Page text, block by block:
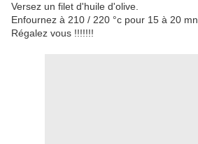
Versez un filet d'huile d'olive.
Enfournez à 210 / 220 °c pour 15 à 20 mn.
Régalez vous !!!!!!!